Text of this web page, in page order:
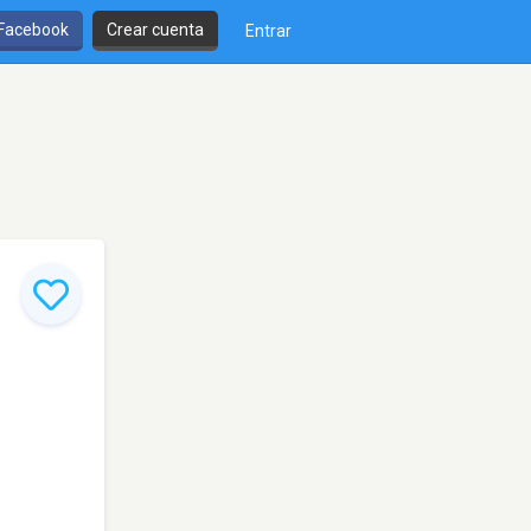
Crear cuenta Entrar